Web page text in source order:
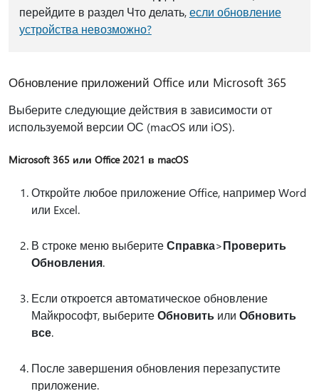
перейдите в раздел Что делать,если обновление
устройства невозможно?
Обновление приложений Office или Microsoft 365
Выберите следующие действия в зависимости от
используемой версии ОС (macOS или iOS).
Microsoft 365 или Office 2021 в macOS
Откройте любое приложение Office, например Word
или Excel.
В строке меню выберитеСправка>Проверить
Обновления.
Если откроется автоматическое обновление
Майкрософт, выберитеОбновить или Обновить
все.
После завершения обновления перезапустите
приложение.